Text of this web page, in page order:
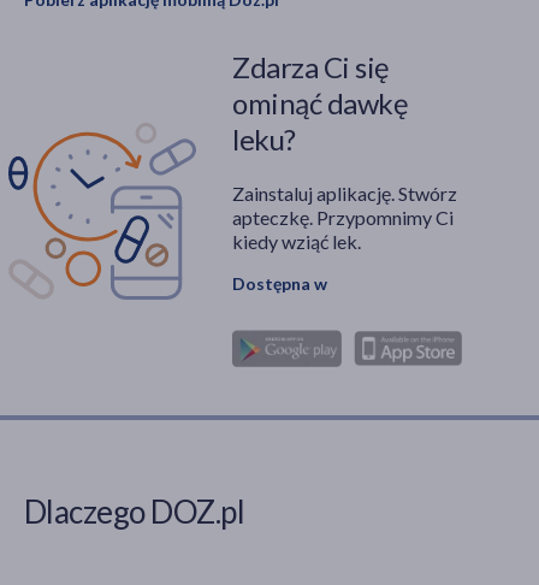
Zdarza Ci się
ominąć dawkę
leku?
Zainstaluj aplikację. Stwórz
apteczkę. Przypomnimy Ci
kiedy wziąć lek.
Dostępna w
Dlaczego DOZ.pl